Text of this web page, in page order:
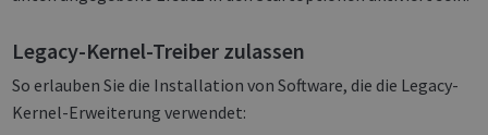
Legacy-Kernel-Treiber zulassen
So erlauben Sie die Installation von Software, die die Legacy-
Kernel-Erweiterung verwendet: